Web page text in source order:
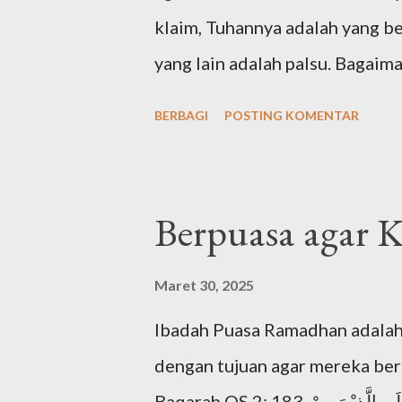
klaim, Tuhannya adalah yang
yang lain adalah palsu.
1407 SM. Maka, dari agama-
menurut urutan waktunya.
terkenal tentang keesaan
BERBAGI POSTING KOMENTAR
Berpuasa agar
Maret 30, 2025
Ibadah Puasa Ramadhan
dengan tujuan agar mereka